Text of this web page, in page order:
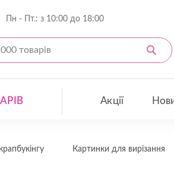
Пн - Пт.: з 10:00 до 18:00
Акції
Картинки для вирізання